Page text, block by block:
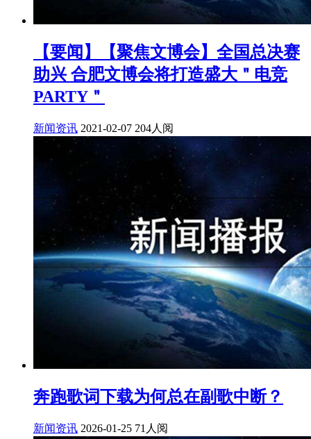
【要闻】【聚焦文博会】全国总决赛
助兴 合肥文博会将打造盛大＂电竞
PARTY＂
新闻资讯 2021-02-07 204人阅
奔跑歌词下载为何总在副歌中断？
新闻资讯 2026-01-25 71人阅